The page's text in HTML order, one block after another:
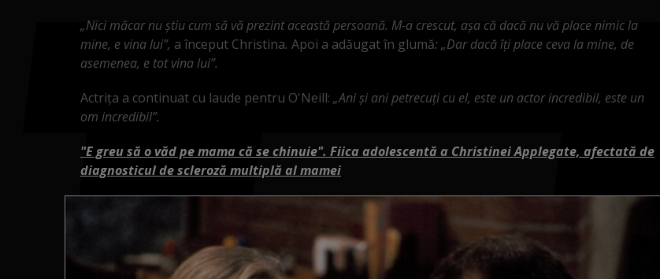
„Nici măcar nu știu cum să vă prezint această persoană. M-a crescut, așa că dacă nu vă place nimic la
mine, e vina lui”, a început Christina. Apoi a adăugat în glumă: „Dar dacă îți place ceva la mine, de
asemenea, e tot vina lui”.
Actrița a continuat cu laude pentru O'Neill: „Ani și ani petrecuți cu el, este un actor incredibil, este un
om incredibil”.
"E greu să o văd pe mama că se chinuie". Fiica adolescentă a Christinei Applegate, afectată de
diagnosticul de scleroză multiplă al mamei